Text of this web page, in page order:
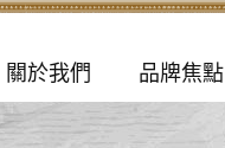
關於我們 品牌焦點